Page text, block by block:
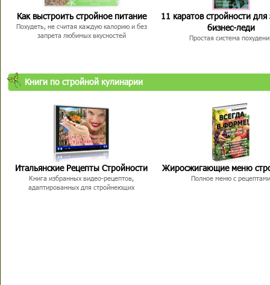
Как выстроить стройное питание
Похудеть, не считая каждую калорию и без
запрета любимых вкусностей
11 каратов стройности для
бизнес-леди
Простая система
Книги по стройной кулинарии
Итальянские Рецепты Стройности
Книга избранных видео-рецептов,
адаптированных для стройнеющих
Жиросжигающие меню
Полное меню с рецептами